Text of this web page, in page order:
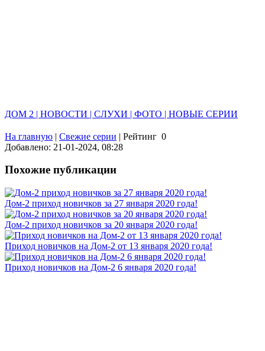
ДОМ 2 | НОВОСТИ | СЛУХИ | ФОТО | НОВЫЕ СЕРИИ
На главную | Свежие серии | Рейтинг 0
Добавлено: 21-01-2024, 08:28
Похожие публикации
Дом-2 приход новичков за 27 января 2020 года!
Дом-2 приход новичков за 20 января 2020 года!
Приход новичков на Дом-2 от 13 января 2020 года!
Приход новичков на Дом-2 6 января 2020 года!